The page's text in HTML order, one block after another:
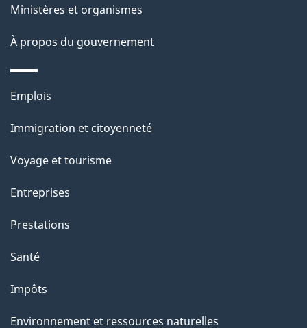
g
e
Ministères et organismes
À propos du gouvernement
Thèmes
sujets
Emplois
Immigration et citoyenneté
Voyage et tourisme
Entreprises
Prestations
Santé
Impôts
Environnement et ressources naturelles